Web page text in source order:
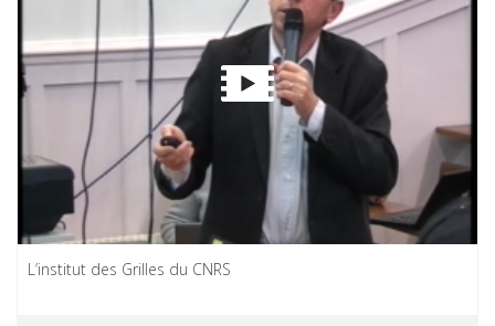
L’institut des Grilles du CNRS